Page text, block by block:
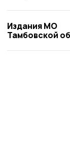
Издания МО
Тамбовской